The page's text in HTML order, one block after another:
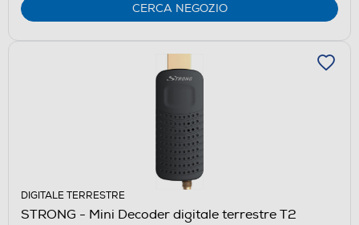
CERCA NEGOZIO
DIGITALE TERRESTRE
STRONG - Mini Decoder digitale terrestre T2